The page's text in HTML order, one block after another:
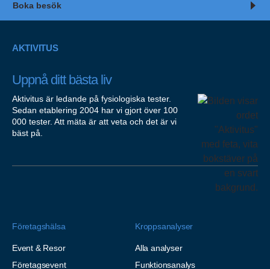
Boka besök
AKTIVITUS
Uppnå ditt bästa liv
Aktivitus är ledande på fysiologiska tester.
Sedan etablering 2004 har vi gjort över 100
000 tester. Att mäta är att veta och det är vi
bäst på.
Företagshälsa
Event & Resor
Företagsevent
Kroppsanalyser
Alla analyser
Funktionsanalys